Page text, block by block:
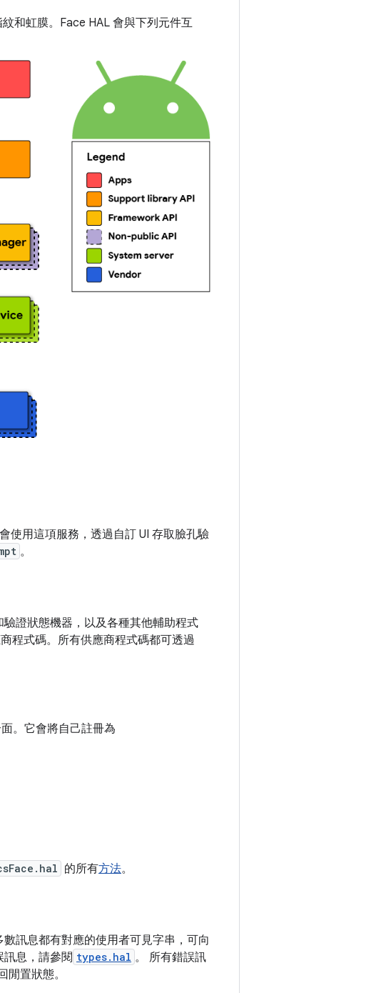
和虹膜。Face HAL 會與下列元件互
使用這項服務，透過自訂 UI 存取臉孔驗
。
證狀態機器，以及各種其他輔助程式
程式碼。所有供應商程式碼都可透過
。它會將自己註冊為
的所有方法。
數訊息都有對應的使用者可見字串，可向
息，請參閱 types.hal 。 所有錯誤訊
置狀態。